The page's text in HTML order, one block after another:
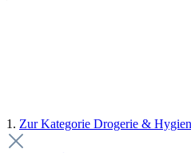
1. Zur Kategorie Drogerie &